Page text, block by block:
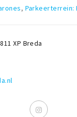
, Parkeerterrein:
XP Breda